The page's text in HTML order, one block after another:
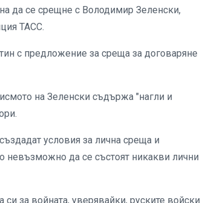
да се срещне с Володимир Зеленски,
ТАСС.
с предложение за среща за договаряне
на Зеленски съдържа "нагли и
условия за лична среща и
невъзможно да се състоят никакви лични
за войната, уверявайки, руските войски